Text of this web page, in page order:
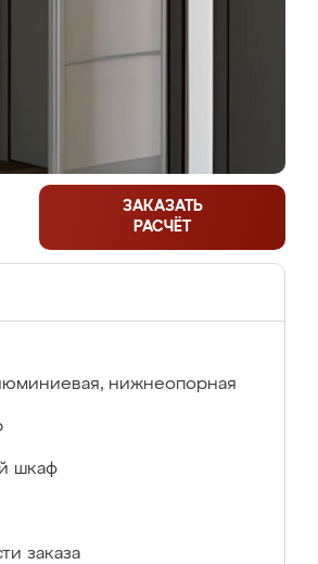
ЗАКАЗАТЬ
РАСЧЁТ
нижнеопорная
шкаф
заказа